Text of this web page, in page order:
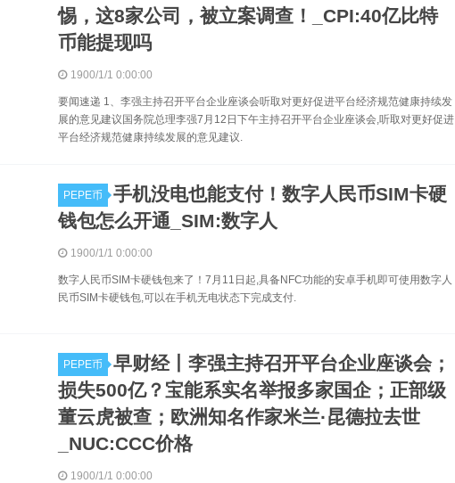
惕，这8家公司，被立案调查！_CPI:40亿比特
币能提现吗
1900/1/1 0:00:00
要闻速递 1、李强主持召开平台企业座谈会听取对更好促进平台经济规范健康持续发
展的意见建议国务院总理李强7月12日下午主持召开平台企业座谈会,听取对更好促进
平台经济规范健康持续发展的意见建议.
PEPE币
手机没电也能支付！数字人民币SIM卡硬
钱包怎么开通_SIM:数字人
1900/1/1 0:00:00
数字人民币SIM卡硬钱包来了！7月11日起,具备NFC功能的安卓手机即可使用数字人
民币SIM卡硬钱包,可以在手机无电状态下完成支付.
PEPE币
早财经丨李强主持召开平台企业座谈会；
损失500亿？宝能系实名举报多家国企；正部级
董云虎被查；欧洲知名作家米兰·昆德拉去世
_NUC:CCC价格
1900/1/1 0:00:00